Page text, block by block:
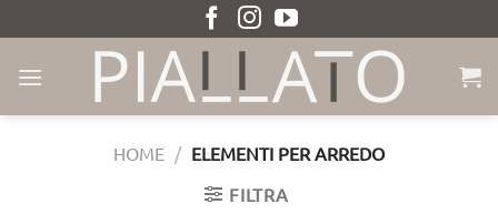
ai
contenuti
HOME / ELEMENTI PER ARREDO
FILTRA